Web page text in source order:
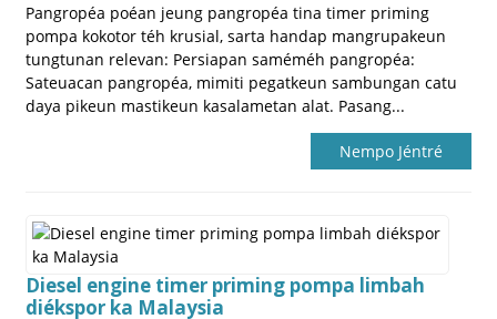
Pangropéa poéan jeung pangropéa tina timer priming
pompa kokotor téh krusial, sarta handap mangrupakeun
tungtunan relevan: Persiapan saméméh pangropéa:
Sateuacan pangropéa, mimiti pegatkeun sambungan catu
daya pikeun mastikeun kasalametan alat. Pasang...
Nempo Jéntré
Diesel engine timer priming pompa limbah
diékspor ka Malaysia